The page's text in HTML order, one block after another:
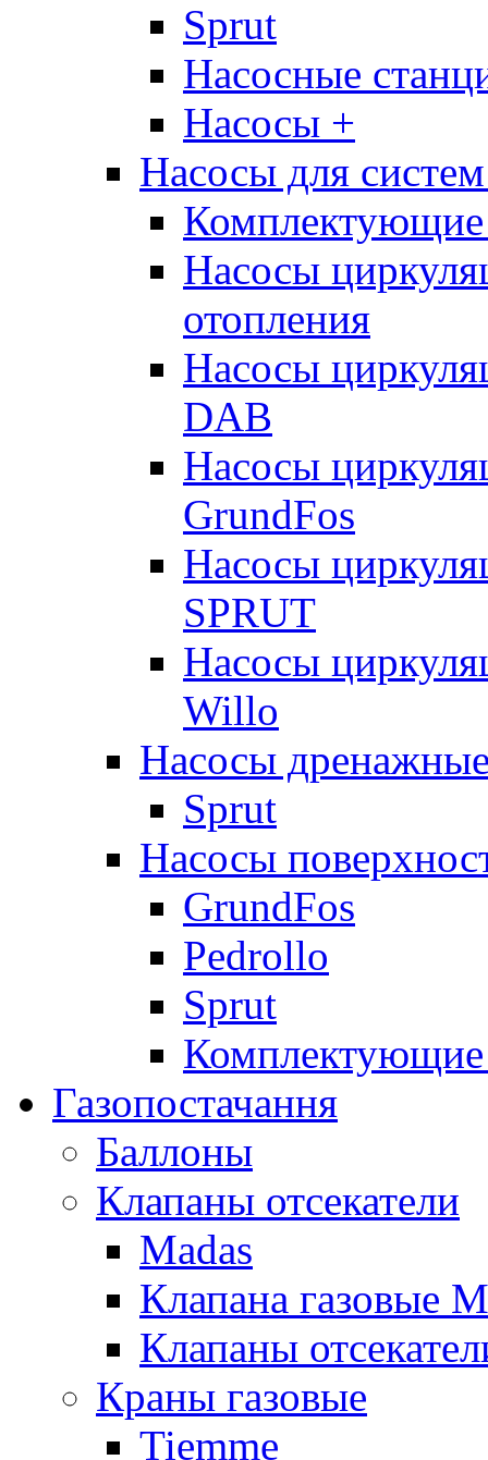
Sprut
Насосные
Насосы +
Насосы для
Комплектующие
Насосы
отопления
Насосы
DAB
Насосы
GrundFos
Насосы
SPRUT
Насосы
Willo
Насосы
Sprut
Насосы
GrundFos
Pedrollo
Sprut
Комплектующие
Газопостачання
Баллоны
Клапаны отсекатели
Madas
Клапана газовые
Клапаны
Краны газовые
Tiemme